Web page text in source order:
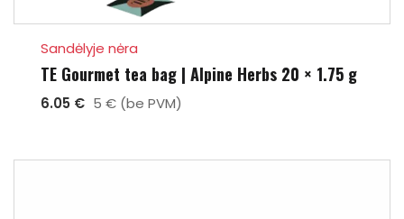
Sandėlyje nėra
TE Gourmet tea bag | Alpine Herbs 20 × 1.75 g
6.05 € 5 € (be PVM)